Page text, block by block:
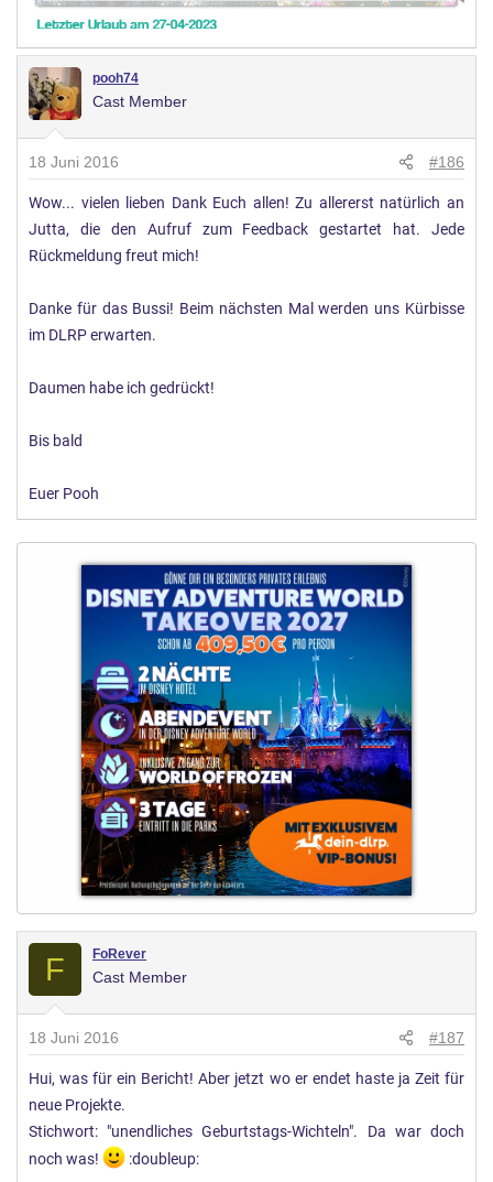
pooh74
Cast Member
18 Juni 2016 #186
Wow... vielen lieben Dank Euch allen! Zu allererst natürlich an
Jutta, die den Aufruf zum Feedback gestartet hat. Jede
Rückmeldung freut mich!
Danke für das Bussi! Beim nächsten Mal werden uns Kürbisse
im DLRP erwarten.
Daumen habe ich gedrückt!
Bis bald
Euer Pooh
F FoRever
Cast Member
18 Juni 2016 #187
Hui, was für ein Bericht! Aber jetzt wo er endet haste ja Zeit für
neue Projekte.
Stichwort: "unendliches Geburtstags-Wichteln". Da war doch
noch was!
:doubleup: